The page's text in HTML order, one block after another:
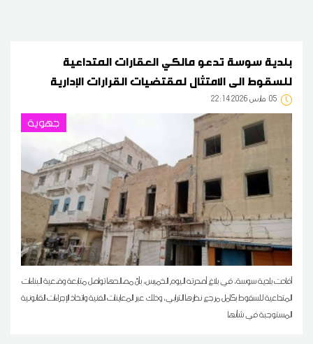
بلدية سوسة تدعو مالكي العقارات المتداعية
للسقوط الى الامتثال لمقتضيات القرارات الإدارية
05 22:14 2026 مارس
جهوية
أفادت بلدية سوسة، في بلاغ أصدرته اليوم الخميس، بأنّ مصالحها تواصل متابعة وضعية البناءات
المتداعية للسقوط بكامل مرجع نظرها الترابي، وذلك عبر المعاينات الفنية واتخاذ الإجراءات القانونية
المستوجبة في شأنها